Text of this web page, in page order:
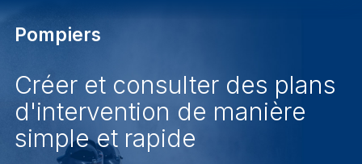
Pompiers
Créer et consulter des plans
d'intervention de manière
simple et rapide